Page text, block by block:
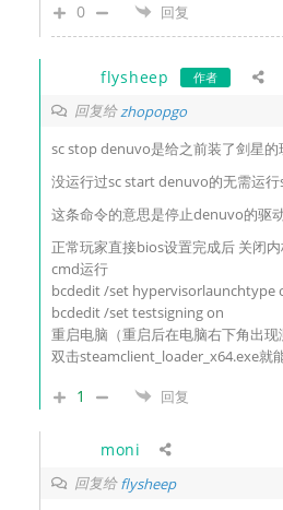
0 回复
flysheep 作者
回复给zhopopgo
sc stop denuvo是给之前装了剑星的
没运行过sc start denuvo的无需运
这条命令的意思是停止denuvo的驱
正常玩家直接bios设置完成后 关闭
cmd运行
bcdedit /set hypervisorlaunchtype
bcdedit /set testsigning on
重启电脑（重启后在电脑右下角出现
双击steamclient_loader_x64.exe就
1 回复
moni
回复给flysheep